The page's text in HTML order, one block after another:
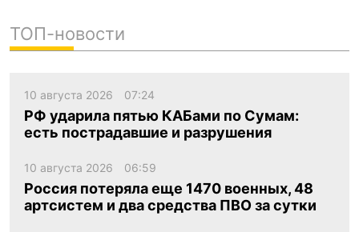
ТОП-новости
10 августа 2026 07:24
РФ ударила пятью КАБами по Сумам:
есть пострадавшие и разрушения
10 августа 2026 06:59
Россия потеряла еще 1470 военных, 48
артсистем и два средства ПВО за сутки